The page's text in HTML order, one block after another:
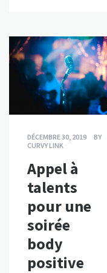
DÉCEMBRE 30, 2019
BY
CURVY LINK
Appel à
talents
pour une
soirée
body
positive